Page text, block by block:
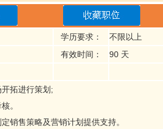
学历要求：
不限以上
有效时间：
90 天
拓进行策划;
。
销售策略及营销计划提供支持。